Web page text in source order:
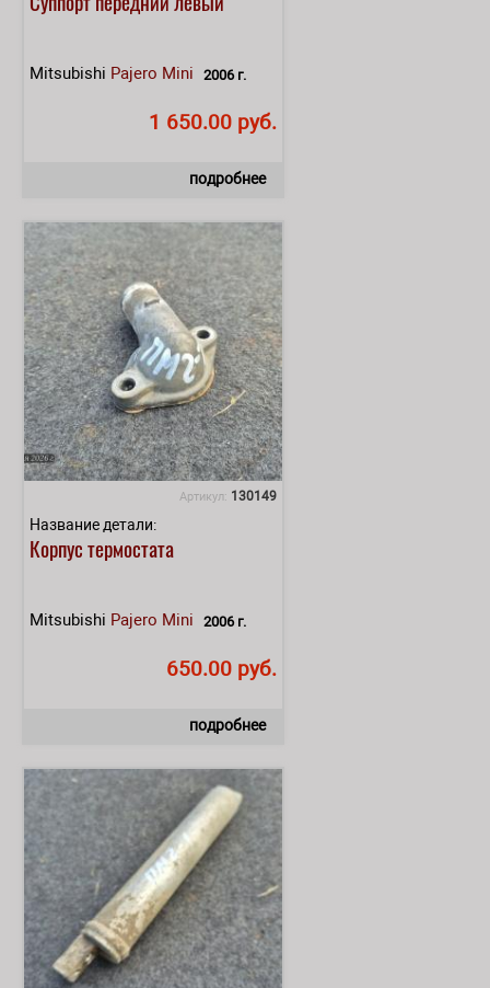
Mitsubishi Pajero Mini 2006 г.
1 650.00 руб.
подробнее
Артикул: 130149
Название детали:
Корпус термостата
Mitsubishi Pajero Mini 2006 г.
650.00 руб.
подробнее